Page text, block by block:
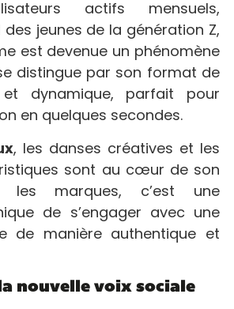
actifs mensuels,
jeunes de la génération Z,
est devenue un phénomène
distingue par son format de
dynamique, parfait pour
en quelques secondes.
, les danses créatives et les
sont au cœur de son
les marques, c’est une
de s’engager avec une
de manière authentique et
nouvelle voix sociale